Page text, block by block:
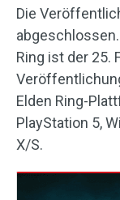
Die
Ring ist der 25.
Elden Ring-
PlayStation 5,
X/S.